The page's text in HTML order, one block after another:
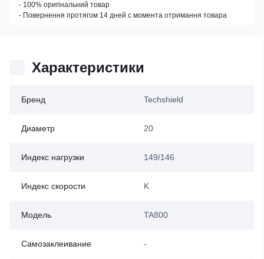
Характеристики
Бренд Techshield
Диаметр 20
Индекс нагрузки 149/146
Индекс скорости K
Модель TA800
Самозаклеивание -
- 100% оригінальний товар
- Повернення протягом 14 дней с момента отримання товара